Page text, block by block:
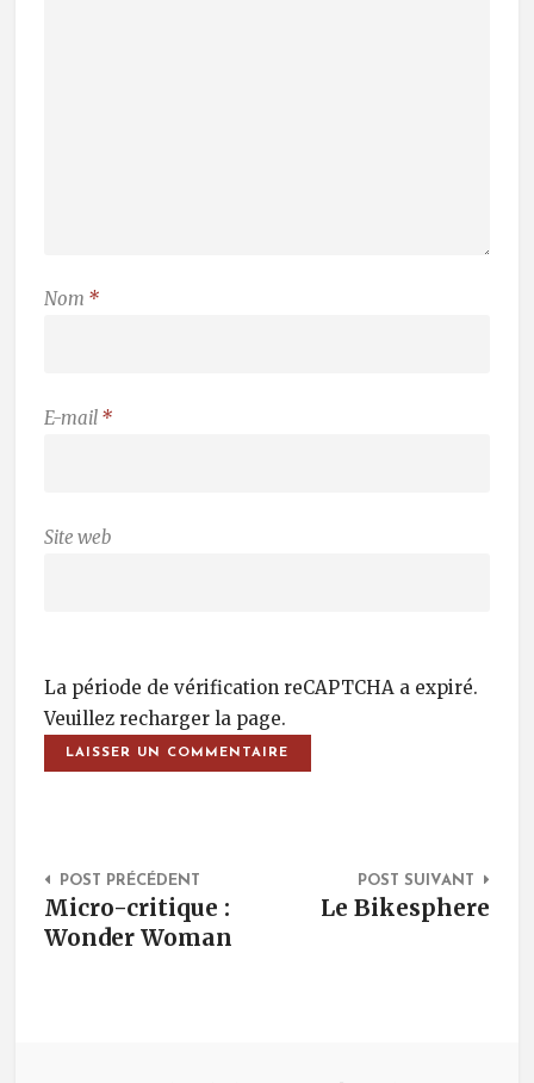
Nom *
E-mail *
Site web
La période de vérification reCAPTCHA a expiré.
Veuillez recharger la page.
Post Navigation
POST PRÉCÉDENT
Micro-critique :
Wonder Woman
POST SUIVANT
Le Bikesphere